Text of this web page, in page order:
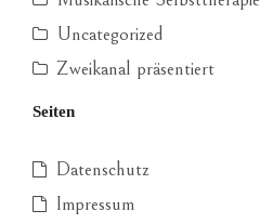
Uncategorized
Zweikanal präsentiert
Seiten
Datenschutz
Impressum